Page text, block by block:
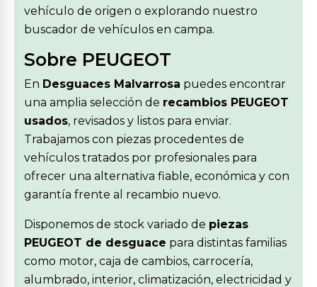
vehículo de origen o explorando nuestro
buscador de vehículos en campa.
Sobre PEUGEOT
En Desguaces Malvarrosa puedes encontrar
una amplia selección de recambios PEUGEOT
usados, revisados y listos para enviar.
Trabajamos con piezas procedentes de
vehículos tratados por profesionales para
ofrecer una alternativa fiable, económica y con
garantía frente al recambio nuevo.
Disponemos de stock variado de piezas
PEUGEOT de desguace para distintas familias
como motor, caja de cambios, carrocería,
alumbrado, interior, climatización, electricidad y